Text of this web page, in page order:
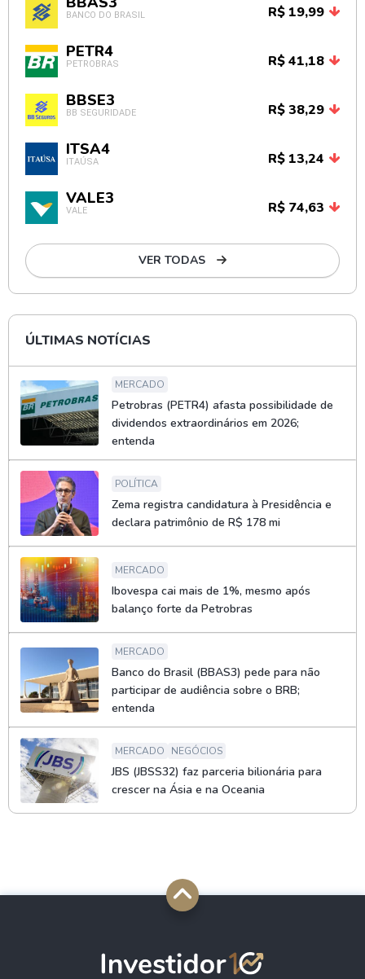
BANCO DO BRASIL R$ 19,99
PETR4
PETROBRAS R$ 41,18
BBSE3
BB SEGURIDADE R$ 38,29
ITSA4
ITAÚSA R$ 13,24
VALE3
VALE R$ 74,63
VER TODAS
ÚLTIMAS NOTÍCIAS
MERCADO
Petrobras (PETR4) afasta possibilidade de
dividendos extraordinários em 2026;
entenda
POLÍTICA
Zema registra candidatura à Presidência e
declara patrimônio de R$ 178 mi
MERCADO
Ibovespa cai mais de 1%, mesmo após
balanço forte da Petrobras
MERCADO
Banco do Brasil (BBAS3) pede para não
participar de audiência sobre o BRB;
entenda
MERCADO NEGÓCIOS
JBS (JBSS32) faz parceria bilionária para
crescer na Ásia e na Oceania